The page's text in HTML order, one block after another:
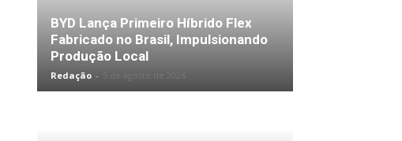
BYD Lança Primeiro Híbrido Flex
Fabricado no Brasil, Impulsionando
Produção Local
Redação -